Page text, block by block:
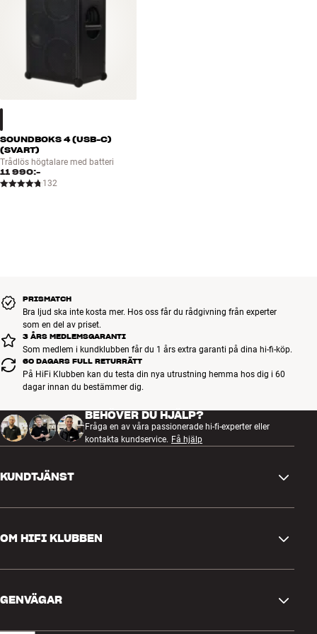
SOUNDBOKS 4 (USB-C)
(SVART)
Trådlös högtalare med batteri
11 990:-
132
PRISMATCH
Bra ljud ska inte kosta mer. Hos oss får du rådgivning från experter
som en del av priset.
3 ÅRS MEDLEMSGARANTI
Som medlem i kundklubben får du 1 års extra garanti på dina hi-fi-köp.
60 DAGARS FULL RETURRÄTT
På HiFi Klubben kan du testa din nya utrustning hemma hos dig i 60
dagar innan du bestämmer dig.
BEHÖVER DU HJÄLP?
Fråga en av våra passionerade hi-fi-experter eller
kontakta kundservice. Få hjälp
KUNDTJÄNST
Retur och reklamation
Ångra beställning
OM HIFI KLUBBEN
GENVÄGAR